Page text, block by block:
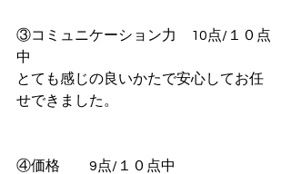
③コミュニケーション力　10点/１０点
中
とても感じの良いかたで安心してお任
せできました。
④価格　　9点/１０点中